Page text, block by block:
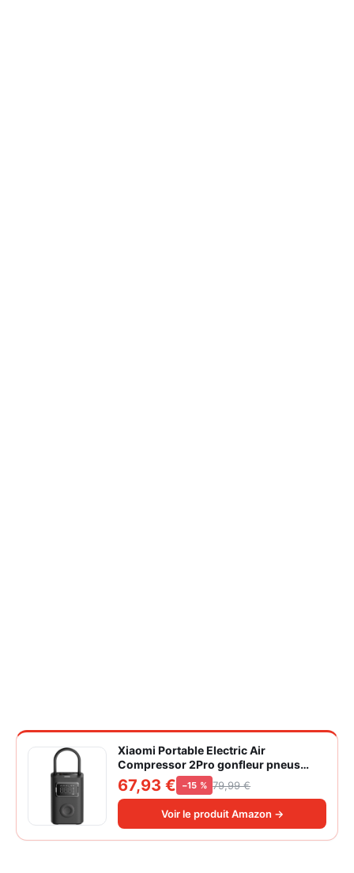
Xiaomi Portable Electric Air
Compressor 2Pro gonfleur pneus
voiture | ±1PSI Contrôle pression
pneus, 45s gonflage rapide, batterie
longue durée, avec éclairage, grand
cylindre à air 27 mm
67,93 € −15 % 79,99 €
Voir le produit Amazon →